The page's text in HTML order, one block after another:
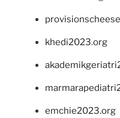
khedi2023.org
emchie2023.org